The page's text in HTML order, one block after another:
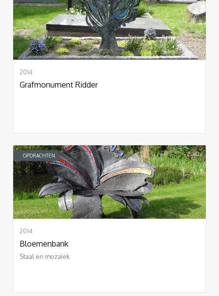
2014
Grafmonument Ridder
OPDRACHTEN
2014
Bloemenbank
Staal en mozaïek